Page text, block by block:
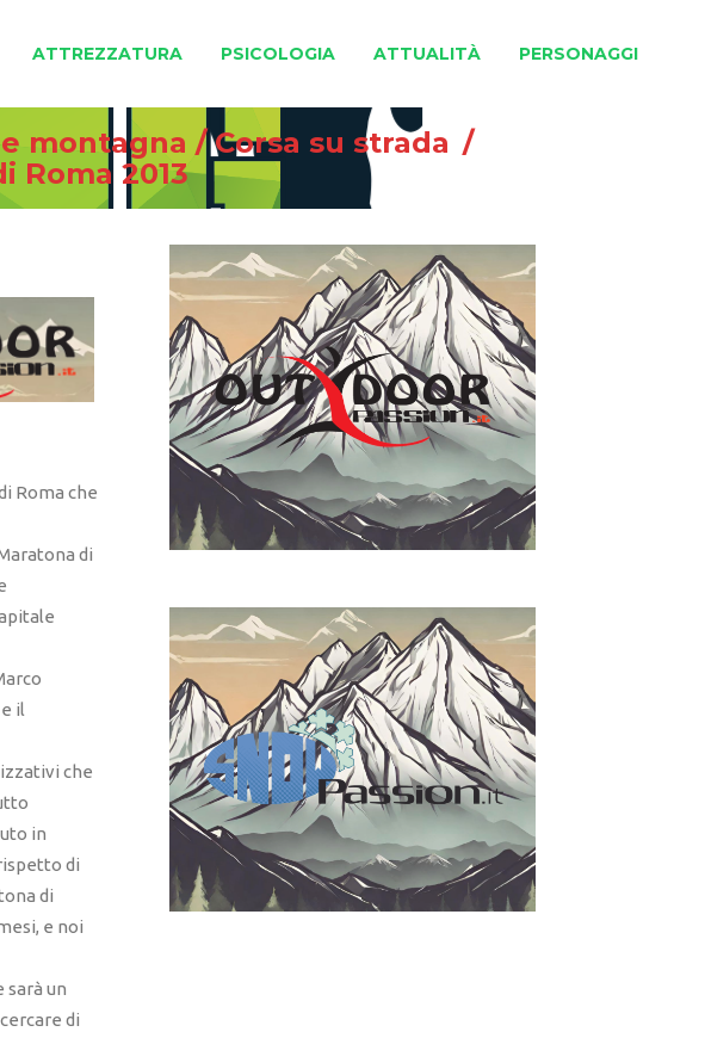
ATTREZZATURA PSICOLOGIA ATTUALITÀ PERSONAGGI
montagna /Corsa su strada /
Roma 2013
Roma che
di
il
che
in
di
di
e noi
sarà un
di